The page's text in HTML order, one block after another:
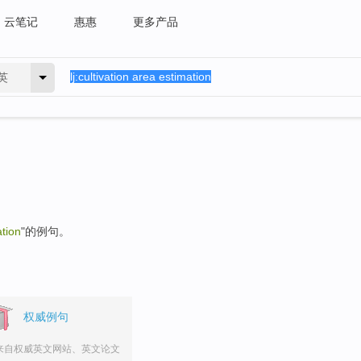
云笔记 惠惠 更多产品
"的例句。
权威例句
自权威英文网站、英文论文